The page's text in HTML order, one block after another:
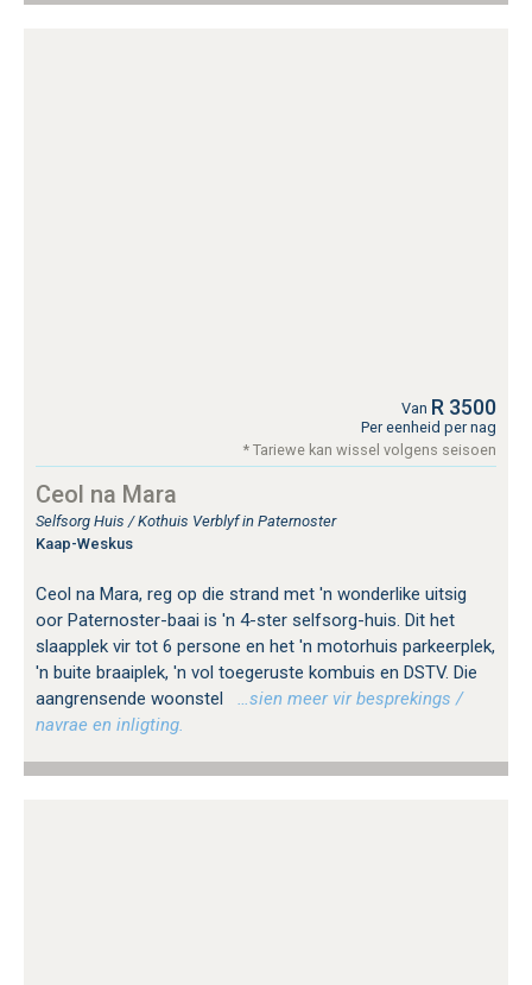
Van R 3500
Per eenheid per nag
* Tariewe kan wissel volgens seisoen
Ceol na Mara
Selfsorg Huis / Kothuis Verblyf in Paternoster
Kaap-Weskus
Ceol na Mara, reg op die strand met 'n wonderlike uitsig
oor Paternoster-baai is 'n 4-ster selfsorg-huis. Dit het
slaapplek vir tot 6 persone en het 'n motorhuis parkeerplek,
'n buite braaiplek, 'n vol toegeruste kombuis en DSTV. Die
aangrensende woonstel
…sien meer vir besprekings /
navrae en inligting.